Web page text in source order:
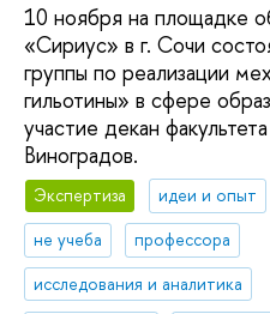
10 ноября на площадке
«Сириус» в г. Сочи
группы по реализации
гильотины» в сфере
участие декан
Виноградов.
Экспертиза
идеи и опыт
не учеба
профессора
исследования и аналитика